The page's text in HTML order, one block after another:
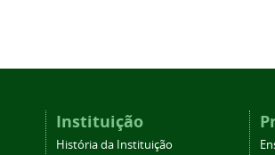
Instituição
História da Instituição